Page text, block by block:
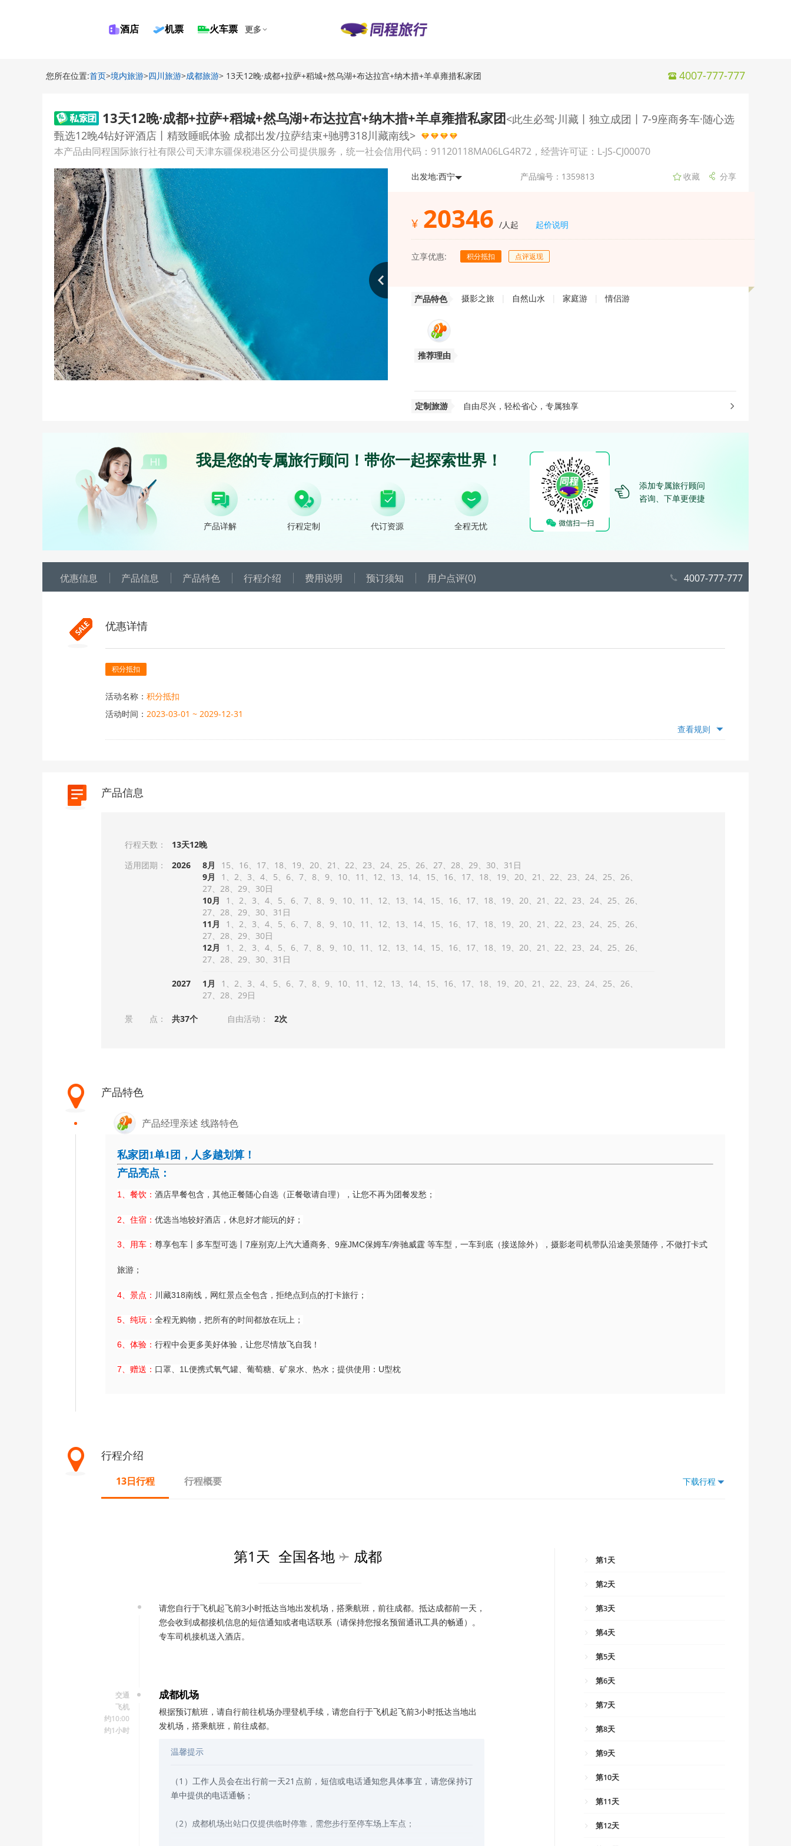
酒店 机票 火车票 更多
您所在位置:首页>境内旅游>四川旅游>成都旅游> 13天12晚·成都+拉萨+稻城+然乌湖+布达拉宫+纳木措+羊卓雍措私家团 4007-777-777
13天12晚·成都+拉萨+稻城+然乌湖+布达拉宫+纳木措+羊卓雍措私家团<此生必驾·川藏丨独立成团丨7-9座商务车·随心选
甄选12晚4钻好评酒店丨精致睡眠体验 成都出发/拉萨结束+驰骋318川藏南线>
本产品由同程国际旅行社有限公司天津东疆保税港区分公司提供服务，统一社会信用代码：91120118MA06LG4R72，经营许可证：L-JS-CJ00070
出发地:西宁 产品编号：1359813
¥ 20346 /人起 起价说明
立享优惠: 积分抵扣 点评返现
产品特色 摄影之旅 自然山水 家庭游 情侣游
推荐理由
定制旅游 自由尽兴，轻松省心，专属独享
我是您的专属旅行顾问！带你一起探索世界！
产品详解 行程定制 代订资源 全程无忧
添加专属旅行顾问
咨询、下单更便捷
优惠信息 产品信息 产品特色 行程介绍 费用说明 预订须知 用户点评(0) 4007-777-777
优惠详情
积分抵扣
活动名称： 积分抵扣
活动时间： 2023-03-01 ~ 2029-12-31
查看规则
产品信息
行程天数：
13天12晚
适用团期：
2026 8月 15 16 17 18 19 20 21 22 23 24 25 26 27 28 29 30
31
9月
1 2 3 4 5 6 7 8 9 10 11 12 13 14 15 16 17 18 19 20 21 22 23 24 25
26
27
28 29
30
10月
1 2 3 4 5 6 7 8 9 10 11 12 13 14 15 16 17 18 19 20 21 22 23 24 25
26
27
28 29 30
31
11月
1 2 3 4 5 6 7 8 9 10 11 12 13 14 15 16 17 18 19 20 21 22 23 24 25
26
27
28 29
30
12月
1 2 3 4 5 6 7 8 9 10 11 12 13 14 15 16 17 18 19 20 21 22 23 24 25
26
27
28 29 30 31
2027 1月 1 2 3 4 5 6 7 8 9 10 11 12 13 14 15 16 17 18 19 20 21 22 23 24 25
26
27
28 29
景 点： 共37个 自由活动： 2次
产品特色
产品经理亲述 线路特色
私家团1单1团，人多越划算！
产品亮点：
1、餐饮： 酒店早餐包含，其他正餐随心自选（正餐敬请自理），让您不再为团餐发愁；
2、住宿： 优选当地较好酒店，休息好才能玩的好；
3、用车： 尊享包车丨多车型可选丨7座别克/上汽大通商务、9座JMC保姆车/奔驰威霆 等车型 ，一车到底（接送除外） ，摄影老司机带队沿途美景随停，不做打卡式
旅游；
4、景点： 川藏318南线，网红景点全包含，拒绝点到点的打卡旅行；
5、纯玩： 全程无购物，把所有的时间都放在玩上；
6、体验： 行程中会更多美好体验，让您尽情放飞自我！
7、赠送： 口罩、1L便携式氧气罐、葡萄糖、矿泉水、热水；提供使用：U型枕
行程介绍
下载行程
13日行程 行程概要
第1天 全国各地 成都
请您自行于飞机起飞前3小时抵达当地出发机场，搭乘航班，前往成都。抵达成都前一天，
您会收到成都接机信息的短信通知或者电话联系（请保持您报名预留通讯工具的畅通）。
专车司机接机送入酒店。
交通
飞机
约10:00
约1小时
成都机场
根据预订航班，请自行前往机场办理登机手续，请您自行于飞机起飞前3小时抵达当地出
发机场，搭乘航班，前往成都。
温馨提示
（1）工作人员会在出行前一天21点前，短信或电话通知您具体事宜，请您保持订
单中提供的电话通畅；
（2）成都机场出站口仅提供临时停靠，需您步行至停车场上车点；
第1天
成都机场
自由活动
九眼桥
参考酒店
三餐均需自理
第2天
前往新都桥
泸定桥
折多山
新都桥
参考酒店
包含早餐
第3天
前往香格里拉镇
天路十八弯观景台
长青春科尔寺
海子山自然保护区
红草地
稻城白塔
稻城傍河
参考酒店
包含早餐
第4天
前往亚丁景区
稻城亚丁
仙乃日
冲古寺
夏诺多吉雪山
珍珠海
牛奶海
参考酒店
第5天
前往芒康
奔波寺（蚌普寺）
参考酒店
包含早餐
第6天
前往八宿
拉乌山口
东达山
邦达草原
怒江七十二道拐
参考酒店
第7天
前往波密
然乌湖
来古冰川
米堆冰川
参考酒店
第8天
前往林芝
古乡湖景区
鲁朗林海
色季拉山
第9天
前往巴松措
西藏林芝巴松措景区
前往拉萨
第10天
布达拉宫
大昭寺
第11天
前往羊卓雍措
第12天